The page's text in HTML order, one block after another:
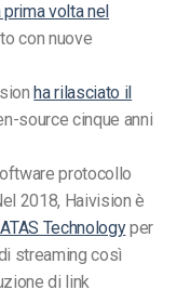
volta nel
con nuove
ha rilasciato il
source cinque anni
protocollo
2018, Haivision è
Technologyper
streaming così
di link